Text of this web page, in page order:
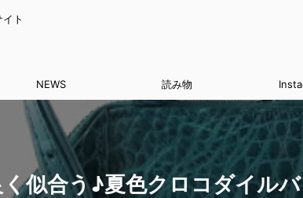
ト
NEWS 読み物
似合う♪夏色クロコダイル